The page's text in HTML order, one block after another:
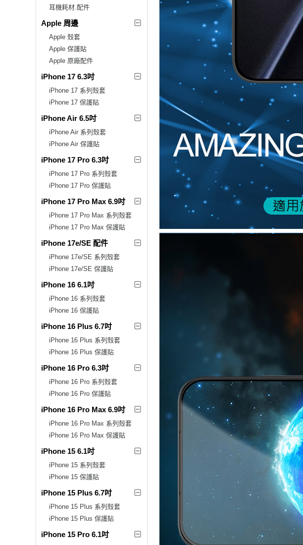
耳機耗材.配件
Apple 周邊
Apple 殼套
Apple 保護貼
Apple 原廠配件
iPhone 17 6.3吋
iPhone 17 系列殼套
iPhone 17 保護貼
iPhone Air 6.5吋
iPhone Air 系列殼套
iPhone Air 保護貼
iPhone 17 Pro 6.3吋
iPhone 17 Pro 系列殼套
iPhone 17 Pro 保護貼
iPhone 17 Pro Max 6.9吋
iPhone 17 Pro Max 系列殼套
iPhone 17 Pro Max 保護貼
iPhone 17e/SE 配件
iPhone 17e/SE 系列殼套
iPhone 17e/SE 保護貼
iPhone 16 6.1吋
iPhone 16 系列殼套
iPhone 16 保護貼
iPhone 16 Plus 6.7吋
iPhone 16 Plus 系列殼套
iPhone 16 Plus 保護貼
iPhone 16 Pro 6.3吋
iPhone 16 Pro 系列殼套
iPhone 16 Pro 保護貼
iPhone 16 Pro Max 6.9吋
iPhone 16 Pro Max 系列殼套
iPhone 16 Pro Max 保護貼
iPhone 15 6.1吋
iPhone 15 系列殼套
iPhone 15 保護貼
iPhone 15 Plus 6.7吋
iPhone 15 Plus 系列殼套
iPhone 15 Plus 保護貼
iPhone 15 Pro 6.1吋